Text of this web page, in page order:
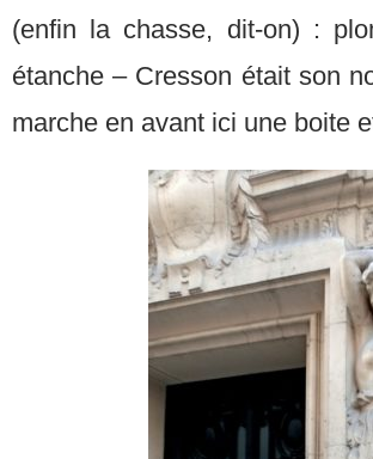
(enfin la chasse, dit-on) :
étanche – Cresson était son
marche en avant ici une boite